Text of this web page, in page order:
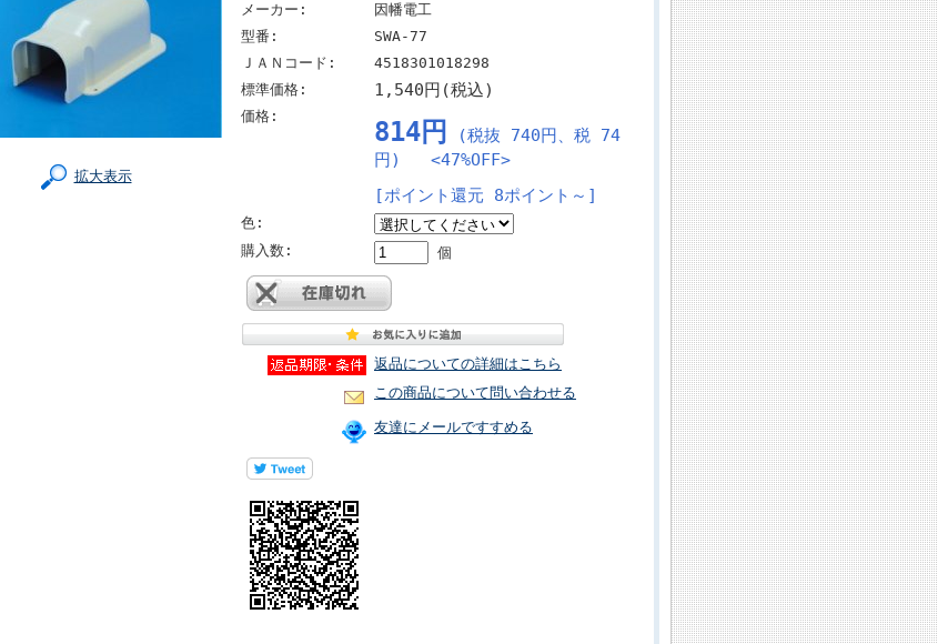
拡大表示
メーカー:
因幡電工
型番:
SWA-77
ＪＡＮコード:
4518301018298
標準価格:
1,540円(税込)
価格:
814円
(税抜 740円、税 74
円) <47%OFF>
[ポイント還元 8ポイント～]
色:
購入数:
個
返品についての詳細はこちら
この商品について問い合わせる
友達にメールですすめる